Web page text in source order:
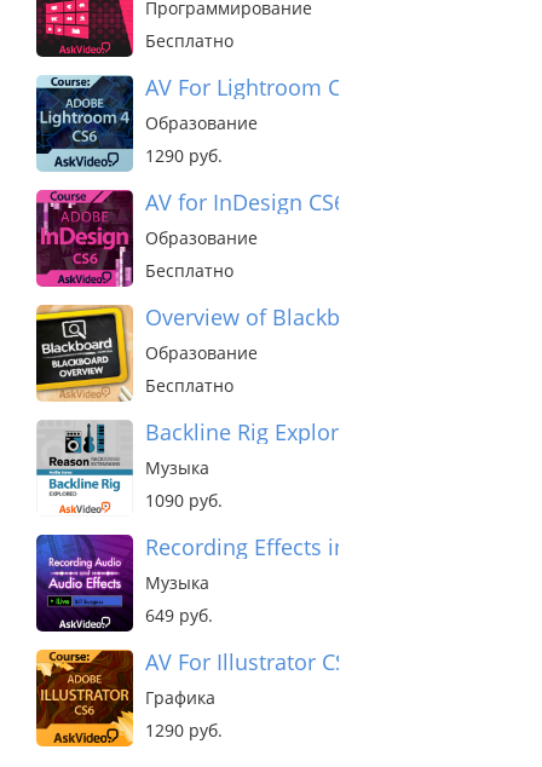
Программирование
Бесплатно
AV For Lightroom CS6
Образование
1290 руб.
AV for InDesign CS6
Образование
Бесплатно
Overview of Blackboard Learn
Образование
Бесплатно
Backline Rig Explored - Reason
Музыка
1090 руб.
Recording Effects in Live 9
Музыка
649 руб.
AV For Illustrator CS6
Графика
1290 руб.